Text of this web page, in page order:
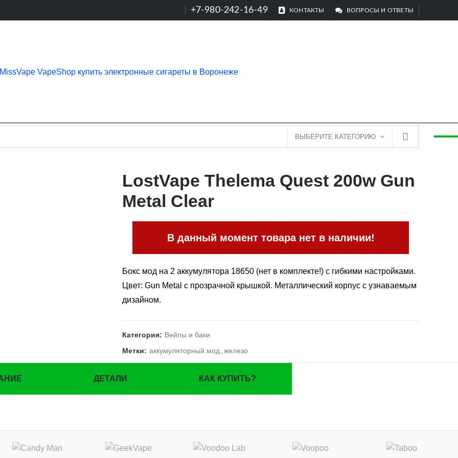
+7-980-242-16-49 КОНТАКТЫ ВОПРОСЫ И ОТВЕТЫ
ВЫБЕРИТЕ КАТЕГОРИЮ
LostVape Thelema Quest 200w Gun
Metal Clear
В данный момент товара нет в наличии!
Бокс мод на 2 аккумулятора 18650 (нет в комплекте!) с гибкими настройками.
Цвет: Gun Metal с прозрачной крышкой. Металлический корпус с узнаваемым
дизайном.
Категория: Вейпы и баки
Метки: аккумуляторный мод железо
ДЕТАЛИ КАК КУПИТЬ?